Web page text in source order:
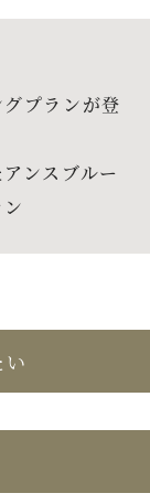
プランが登
ンスブルー